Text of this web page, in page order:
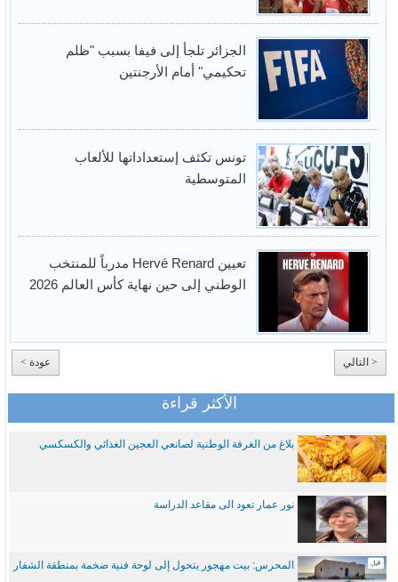
الجزائر تلجأ إلى فيفا بسبب "ظلم
تحكيمي" أمام الأرجنتين
تونس تكثف إستعداداتها للألعاب
المتوسطية
تعيين Hervé Renard مدرباً للمنتخب
الوطني إلى حين نهاية كأس العالم 2026
عودة > < التالي
الأكثر قراءة
بلاغ من الغرفة الوطنية لصانعي العجين الغذائي والكسكسي
نور عمار تعود الى مقاعد الدراسة
المحرس: بيت مهجور يتحول إلى لوحة فنية ضخمة بمنطقة الشفار